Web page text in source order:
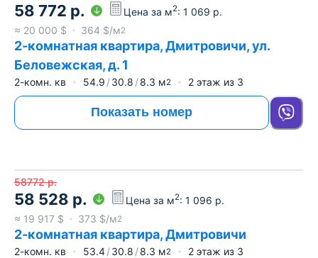
58 772 р. Цена за м2: 1 069 р.
≈ 20 000 $ 364 $/м2
2-комнатная квартира, Дмитровичи, ул.
Беловежская, д. 1
2-комн. кв 54.9 30.8 8.3 м2 2 этаж из 3
Показать номер
58772 р.
58 528 р. Цена за м2: 1 096 р.
≈ 19 917 $ 373 $/м2
2-комнатная квартира, Дмитровичи
2-комн. кв 53.4 30.8 8.3 м2 2 этаж из 3